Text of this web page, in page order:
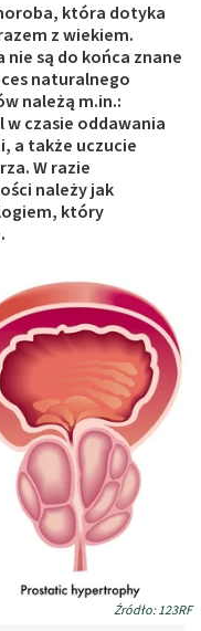
która dotyka
z wiekiem.
są do końca znane
naturalnego
należą m.in.:
czasie oddawania
a także uczucie
W razie
należy jak
który
Źródło: 123RF